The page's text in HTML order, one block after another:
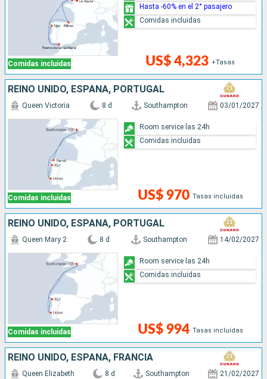
Comidas incluidas US$ 4,323 +Tasas
Hasta -60% en el 2° pasajero
Comidas incluidas
REINO UNIDO, ESPAÑA, PORTUGAL
Comidas incluidas
Queen Victoria 8 d Southampton 03/01/2027
US$ 970 Tasas incluidas
Room service las 24h
Comidas incluidas
REINO UNIDO, ESPAÑA, PORTUGAL
Comidas incluidas
Queen Mary 2 8 d Southampton 14/02/2027
US$ 994 Tasas incluidas
Room service las 24h
Comidas incluidas
REINO UNIDO, ESPAÑA, FRANCIA
Queen Elizabeth 8 d Southampton 21/02/2027